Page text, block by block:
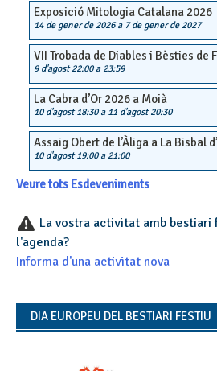
Exposició Mitologia Catalana 2026
14 de gener de 2026a 7 de gener de 2027
VII Trobada de Diables i Bèsties de
9 d'agost 22:00a 23:59
La Cabra d’Or 2026 a Moià
10 d'agost 18:30a 11 d'agost 20:30
Assaig Obert de l’Àliga a La Bisbal
10 d'agost 19:00a 21:00
Veure tots Esdeveniments
La vostra activitat amb bestiari
l'agenda?
Informa d'una activitat nova
DIA EUROPEU DEL BESTIARI FESTIU